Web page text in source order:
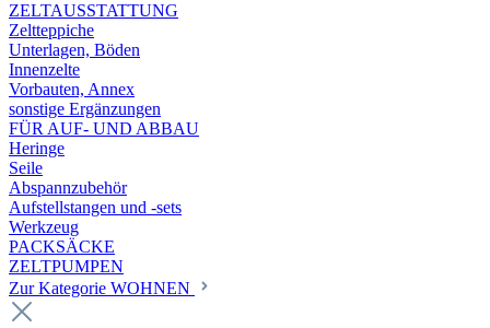
ZELTAUSSTATTUNG
Zeltteppiche
Unterlagen, Böden
Innenzelte
Vorbauten, Annex
sonstige Ergänzungen
FÜR AUF- UND ABBAU
Heringe
Seile
Abspannzubehör
Aufstellstangen und -sets
Werkzeug
PACKSÄCKE
ZELTPUMPEN
Zur Kategorie WOHNEN